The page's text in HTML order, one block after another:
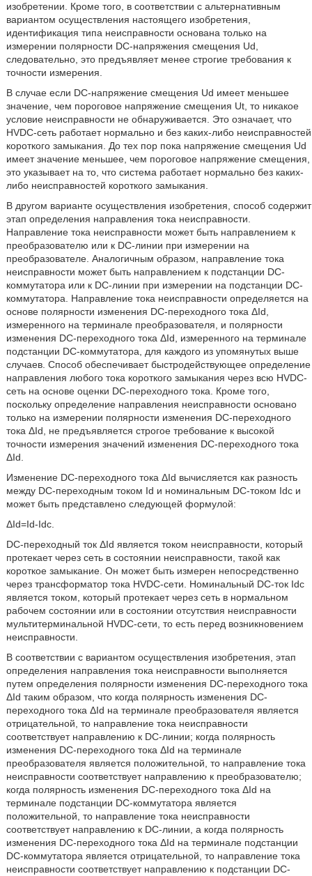
изобретении. Кроме того, в соответствии с альтернативным
вариантом осуществления настоящего изобретения,
идентификация типа неисправности основана только на
измерении полярности DC-напряжения смещения Ud,
следовательно, это предъявляет менее строгие требования к
точности измерения.
В случае если DC-напряжение смещения Ud имеет меньшее
значение, чем пороговое напряжение смещения Ut, то никакое
условие неисправности не обнаруживается. Это означает, что
HVDC-сеть работает нормально и без каких-либо неисправностей
короткого замыкания. До тех пор пока напряжение смещения Ud
имеет значение меньшее, чем пороговое напряжение смещения,
это указывает на то, что система работает нормально без каких-
либо неисправностей короткого замыкания.
В другом варианте осуществления изобретения, способ содержит
этап определения направления тока неисправности.
Направление тока неисправности может быть направлением к
преобразователю или к DC-линии при измерении на
преобразователе. Аналогичным образом, направление тока
неисправности может быть направлением к подстанции DC-
коммутатора или к DC-линии при измерении на подстанции DC-
коммутатора. Направление тока неисправности определяется на
основе полярности изменения DC-переходного тока ΔId,
измеренного на терминале преобразователя, и полярности
изменения DC-переходного тока ΔId, измеренного на терминале
подстанции DC-коммутатора, для каждого из упомянутых выше
случаев. Способ обеспечивает быстродействующее определение
направления любого тока короткого замыкания через всю HVDC-
сеть на основе оценки DC-переходного тока. Кроме того,
поскольку определение направления неисправности основано
только на измерении полярности изменения DC-переходного
тока ΔId, не предъявляется строгое требование к высокой
точности измерения значений изменения DC-переходного тока
ΔId.
Изменение DC-переходного тока ΔId вычисляется как разность
между DC-переходным током Id и номинальным DC-током Idc и
может быть представлено следующей формулой:
ΔId=Id-Idc.
DC-переходный ток ΔId является током неисправности, который
протекает через сеть в состоянии неисправности, такой как
короткое замыкание. Он может быть измерен непосредственно
через трансформатор тока HVDC-сети. Номинальный DC-ток Idc
является током, который протекает через сеть в нормальном
рабочем состоянии или в состоянии отсутствия неисправности
мультитерминальной HVDC-сети, то есть перед возникновением
неисправности.
В соответствии с вариантом осуществления изобретения, этап
определения направления тока неисправности выполняется
путем определения полярности изменения DC-переходного тока
ΔId таким образом, что когда полярность изменения DC-
переходного тока ΔId на терминале преобразователя является
отрицательной, то направление тока неисправности
соответствует направлению к DC-линии; когда полярность
изменения DC-переходного тока ΔId на терминале
преобразователя является положительной, то направление тока
неисправности соответствует направлению к преобразователю;
когда полярность изменения DC-переходного тока ΔId на
терминале подстанции DC-коммутатора является
положительной, то направление тока неисправности
соответствует направлению к DC-линии, а когда полярность
изменения DC-переходного тока ΔId на терминале подстанции
DC-коммутатора является отрицательной, то направление тока
неисправности соответствует направлению к подстанции DC-